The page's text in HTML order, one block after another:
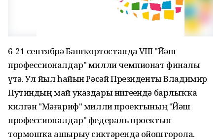
6-21 сентябрҙә Башҡортостанда VIII "Йәш
профессионалдар" милли чемпионат финалы
үтә. Ул йыл һайын Рәсәй Президенты Владимир
Путиндың май указдары нигеҙендә барлыҡҡа
килгән "Мәғариф" милли проектының "Йәш
профессионалдар" федераль проектын
тормошҡа ашырыу сиктәрендә ойошторола.